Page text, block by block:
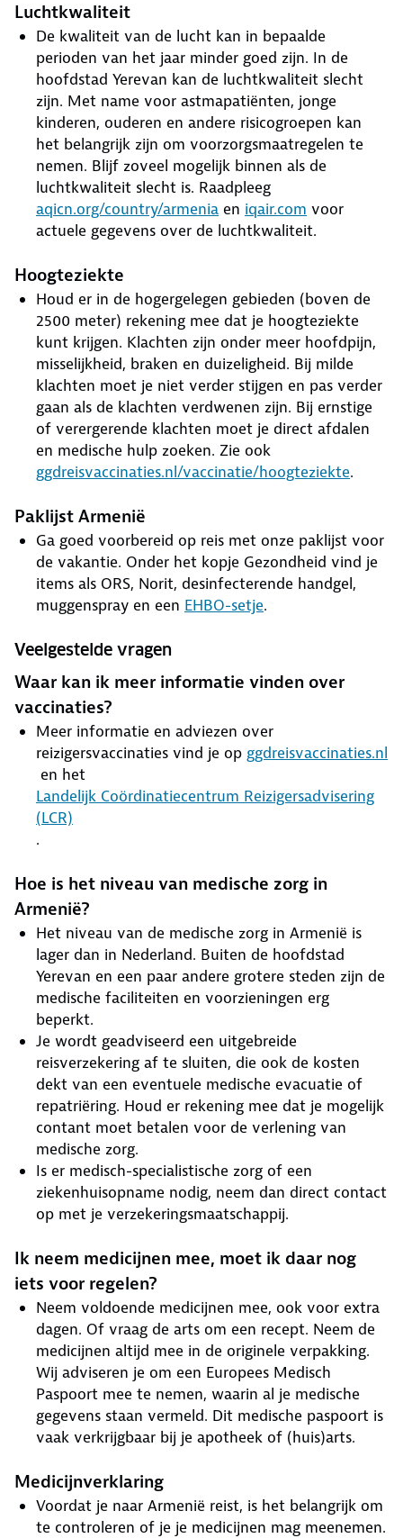
Luchtkwaliteit
De kwaliteit van de lucht kan in bepaalde
perioden van het jaar minder goed zijn. In de
hoofdstad Yerevan kan de luchtkwaliteit slecht
zijn. Met name voor astmapatiënten, jonge
kinderen, ouderen en andere risicogroepen kan
het belangrijk zijn om voorzorgsmaatregelen te
nemen. Blijf zoveel mogelijk binnen als de
luchtkwaliteit slecht is. Raadpleeg
aqicn.org/country/armenia en iqair.com voor
actuele gegevens over de luchtkwaliteit.
Hoogteziekte
Houd er in de hogergelegen gebieden (boven de
2500 meter) rekening mee dat je hoogteziekte
kunt krijgen. Klachten zijn onder meer hoofdpijn,
misselijkheid, braken en duizeligheid. Bij milde
klachten moet je niet verder stijgen en pas verder
gaan als de klachten verdwenen zijn. Bij ernstige
of verergerende klachten moet je direct afdalen
en medische hulp zoeken. Zie ook
ggdreisvaccinaties.nl/vaccinatie/hoogteziekte.
Paklijst Armenië
Ga goed voorbereid op reis met onze paklijst voor
de vakantie. Onder het kopje Gezondheid vind je
items als ORS, Norit, desinfecterende handgel,
muggenspray en een EHBO-setje.
Veelgestelde vragen
Waar kan ik meer informatie vinden over
vaccinaties?
Meer informatie en adviezen over
reizigersvaccinaties vind je op ggdreisvaccinaties.nl
en het
Landelijk Coördinatiecentrum Reizigersadvisering
(LCR)
.
Hoe is het niveau van medische zorg in
Armenië?
Het niveau van de medische zorg in Armenië is
lager dan in Nederland. Buiten de hoofdstad
Yerevan en een paar andere grotere steden zijn de
medische faciliteiten en voorzieningen erg
beperkt.
Je wordt geadviseerd een uitgebreide
reisverzekering af te sluiten, die ook de kosten
dekt van een eventuele medische evacuatie of
repatriëring. Houd er rekening mee dat je mogelijk
contant moet betalen voor de verlening van
medische zorg.
Is er medisch-specialistische zorg of een
ziekenhuisopname nodig, neem dan direct contact
op met je verzekeringsmaatschappij.
Ik neem medicijnen mee, moet ik daar nog
iets voor regelen?
Neem voldoende medicijnen mee, ook voor extra
dagen. Of vraag de arts om een recept. Neem de
medicijnen altijd mee in de originele verpakking.
Wij adviseren je om een Europees Medisch
Paspoort mee te nemen, waarin al je medische
gegevens staan vermeld. Dit medische paspoort is
vaak verkrijgbaar bij je apotheek of (huis)arts.
Medicijnverklaring
Voordat je naar Armenië reist, is het belangrijk om
te controleren of je je medicijnen mag meenemen.